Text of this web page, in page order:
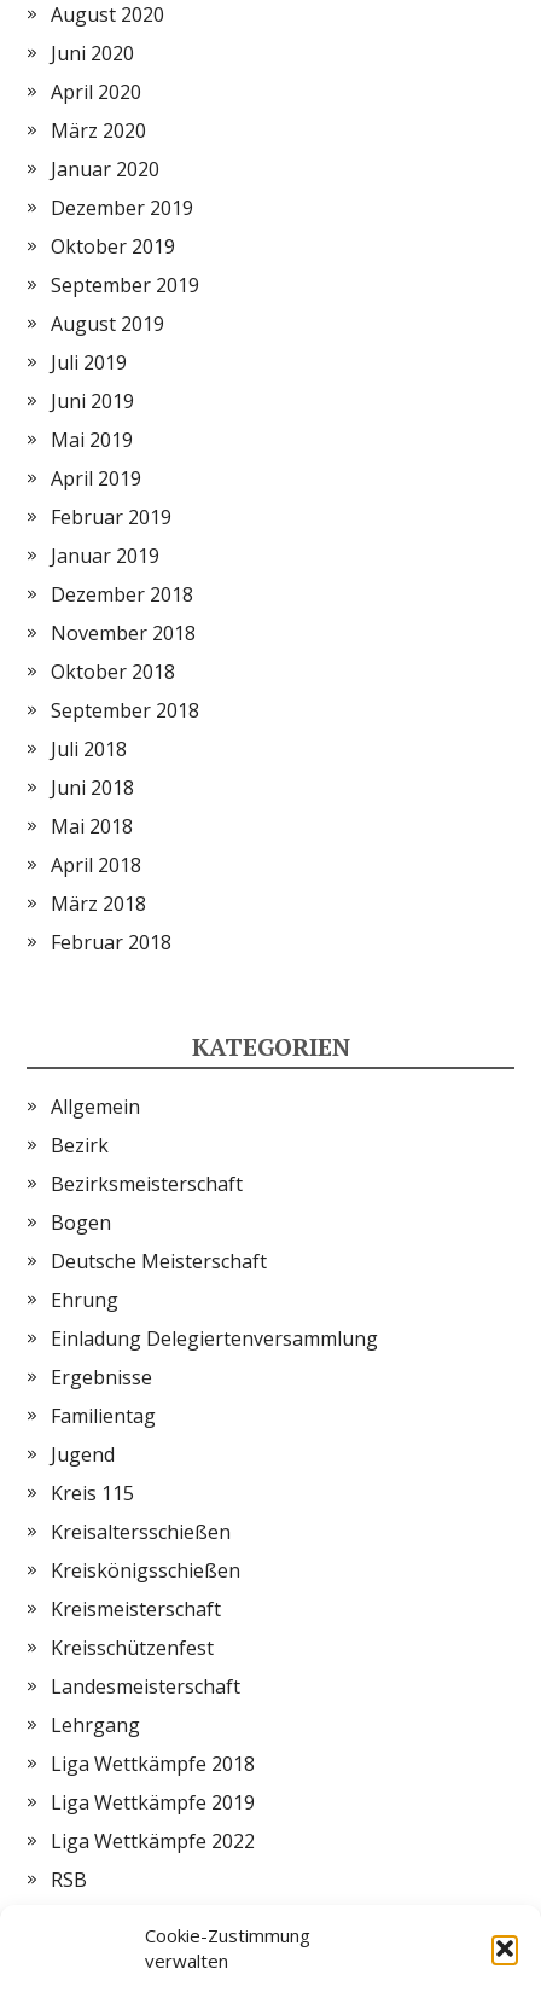
Cookie-Zustimmung
verwalten
August 2020
Juni 2020
April 2020
März 2020
Januar 2020
Dezember 2019
Oktober 2019
September 2019
August 2019
Juli 2019
Juni 2019
Mai 2019
April 2019
Februar 2019
Januar 2019
Dezember 2018
November 2018
Oktober 2018
September 2018
Juli 2018
Juni 2018
Mai 2018
April 2018
März 2018
Februar 2018
KATEGORIEN
Allgemein
Bezirk
Bezirksmeisterschaft
Bogen
Deutsche Meisterschaft
Ehrung
Einladung Delegiertenversammlung
Ergebnisse
Familientag
Jugend
Kreis 115
Kreisaltersschießen
Kreiskönigsschießen
Kreismeisterschaft
Kreisschützenfest
Landesmeisterschaft
Lehrgang
Liga Wettkämpfe 2018
Liga Wettkämpfe 2019
Liga Wettkämpfe 2022
RSB